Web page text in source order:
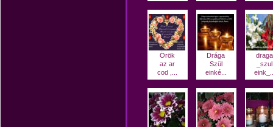
Örök
az ar
cod ,...
Drága
Szül
einké...
draga
_szul